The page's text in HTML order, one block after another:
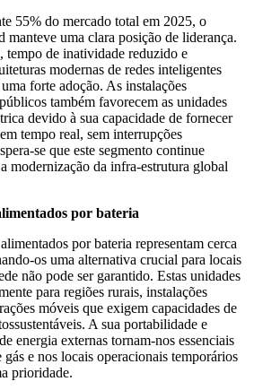
55% do mercado total em 2025, o
manteve uma clara posição de liderança.
tempo de inatividade reduzido e
modernas de redes inteligentes
forte adoção. As instalações
também favorecem as unidades
devido à sua capacidade de fornecer
tempo real, sem interrupções
se que este segmento continue
modernização da infra-estrutura global
por bateria
por bateria representam cerca
os uma alternativa crucial para locais
não pode ser garantido. Estas unidades
para regiões rurais, instalações
móveis que exigem capacidades de
A sua portabilidade e
energia externas tornam-nos essenciais
gás e nos locais operacionais temporários
prioridade.